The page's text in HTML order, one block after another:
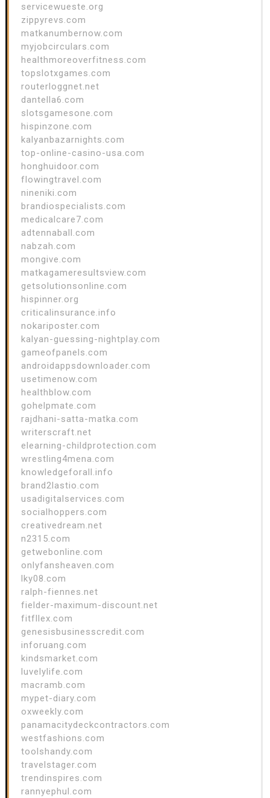
servicewueste.org
zippyrevs.com
matkanumbernow.com
myjobcirculars.com
healthmoreoverfitness.com
topslotxgames.com
routerloggnet.net
dantella6.com
slotsgamesone.com
hispinzone.com
kalyanbazarnights.com
top-online-casino-usa.com
honghuidoor.com
flowingtravel.com
nineniki.com
brandiospecialists.com
medicalcare7.com
adtennaball.com
nabzah.com
mongive.com
matkagameresultsview.com
getsolutionsonline.com
hispinner.org
criticalinsurance.info
nokariposter.com
kalyan-guessing-nightplay.com
gameofpanels.com
androidappsdownloader.com
usetimenow.com
healthblow.com
gohelpmate.com
rajdhani-satta-matka.com
writerscraft.net
elearning-childprotection.com
wrestling4mena.com
knowledgeforall.info
brand2lastio.com
usadigitalservices.com
socialhoppers.com
creativedream.net
n2315.com
getwebonline.com
onlyfansheaven.com
lky08.com
ralph-fiennes.net
fielder-maximum-discount.net
fitfllex.com
genesisbusinesscredit.com
inforuang.com
kindsmarket.com
luvelylife.com
macramb.com
mypet-diary.com
oxweekly.com
panamacitydeckcontractors.com
westfashions.com
toolshandy.com
travelstager.com
trendinspires.com
rannyephul.com